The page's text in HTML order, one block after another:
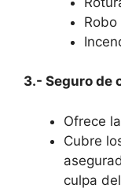
3.- Seguro de
Ofrece
Cubre
culpa